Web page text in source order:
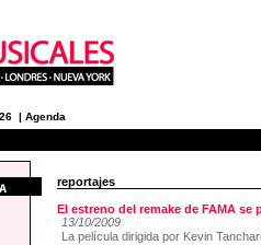
| Agenda
reportajes
El estreno del remake de FAMA
13/10/2009
La película dirigida por Kevin